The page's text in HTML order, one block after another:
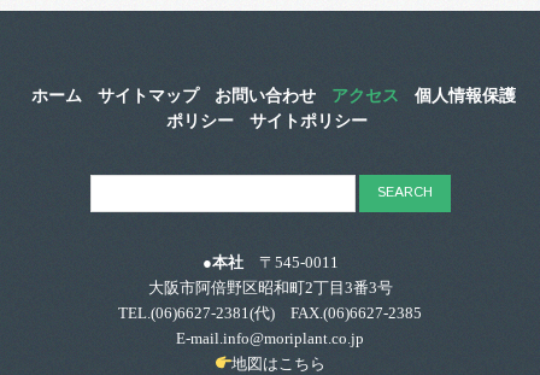
ホーム サイトマップ お問い合わせ アクセス
個人情報保護
ポリシー
サイトポリシー
●本社〒545-0011
大阪市阿倍野区昭和町2丁目3番3号
TEL.(06)6627-2381(代) FAX.(06)6627-2385
E-mail.info@moriplant.co.jp
地図はこちら